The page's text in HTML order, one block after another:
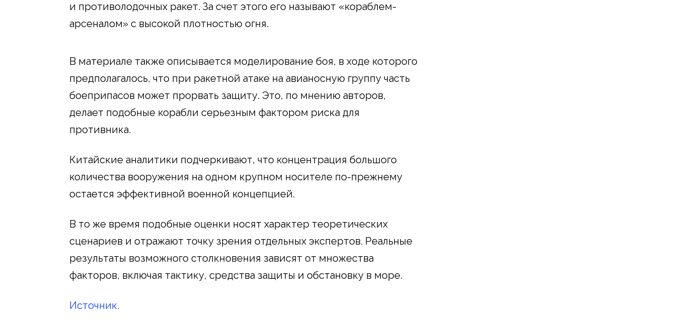
и противолодочных ракет. За счет этого его называют «кораблем-
арсеналом» с высокой плотностью огня.
В материале также описывается моделирование боя, в ходе которого
предполагалось, что при ракетной атаке на авианосную группу часть
боеприпасов может прорвать защиту. Это, по мнению авторов,
делает подобные корабли серьезным фактором риска для
противника.
Китайские аналитики подчеркивают, что концентрация большого
количества вооружения на одном крупном носителе по-прежнему
остается эффективной военной концепцией.
В то же время подобные оценки носят характер теоретических
сценариев и отражают точку зрения отдельных экспертов. Реальные
результаты возможного столкновения зависят от множества
факторов, включая тактику, средства защиты и обстановку в море.
Источник.